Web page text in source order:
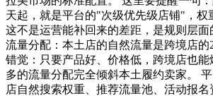
天起，就是平台的"次级优先级店铺"，权
这不是运营能补回来的差距，是规则层面
流量分配：本土店的自然流量是跨境店的
错觉：只要产品好、价格低，跨境店也
多的流量分配完全倾斜本土履约卖家。
店自然搜索权重、推荐流量池、活动报